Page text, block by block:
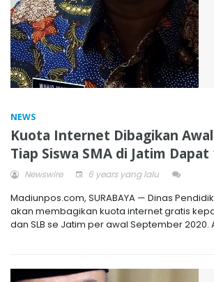
NEWS
Kuota Internet Dibagikan
Tiap Siswa SMA di Jatim Dapat
Newswire 6 years yang lalu
Madiunpos.com, SURABAYA — Dinas
akan membagikan kuota internet gratis
dan SLB se Jatim per awal September 2020.